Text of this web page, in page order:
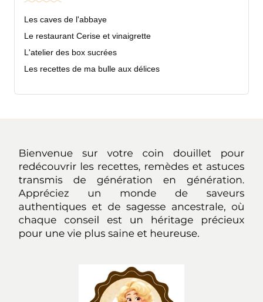
Les caves de l'abbaye
Le restaurant Cerise et vinaigrette
L'atelier des box sucrées
Les recettes de ma bulle aux délices